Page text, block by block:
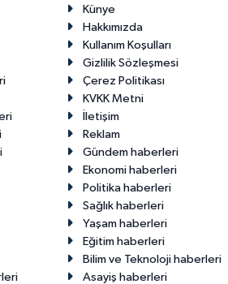
Durumda?Künye
Hakkımızda
Kullanım Koşulları
Gizlilik Sözleşmesi
Çerez Politikası
KVKK Metni
İletişim
Reklam
Gündem haberleri
Ekonomi haberleri
Politika haberleri
Sağlık haberleri
Yaşam haberleri
Eğitim haberleri
Bilim ve Teknoloji haberleri
Asayiş haberleri